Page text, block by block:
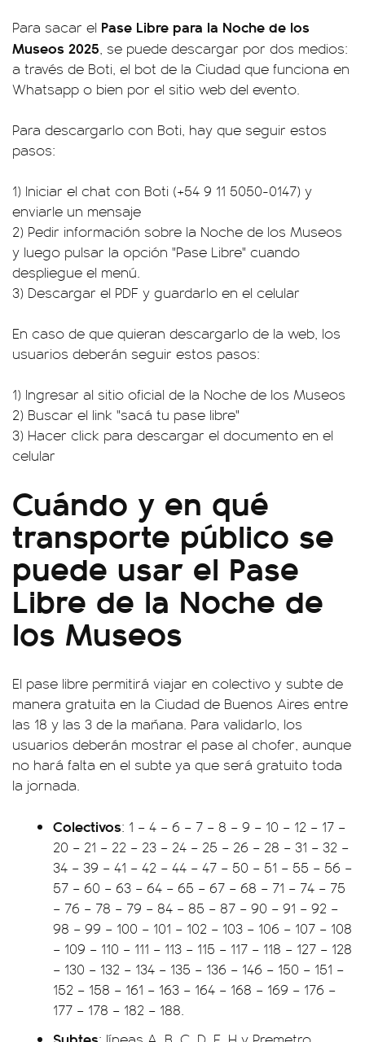
Para sacar el Pase Libre para la Noche de los
Museos 2025, se puede descargar por dos medios:
a través de Boti, el bot de la Ciudad que funciona en
Whatsapp o bien por el sitio web del evento.
Para descargarlo con Boti, hay que seguir estos
pasos:
1) Iniciar el chat con Boti (+54 9 11 5050-0147) y
enviarle un mensaje
2) Pedir información sobre la Noche de los Museos
y luego pulsar la opción "Pase Libre" cuando
despliegue el menú.
3) Descargar el PDF y guardarlo en el celular
En caso de que quieran descargarlo de la web, los
usuarios deberán seguir estos pasos:
1) Ingresar al sitio oficial de la Noche de los Museos
2) Buscar el link "sacá tu pase libre"
3) Hacer click para descargar el documento en el
celular
Cuándo y en qué
transporte público se
puede usar el Pase
Libre de la Noche de
los Museos
El pase libre permitirá viajar en colectivo y subte de
manera gratuita en la Ciudad de Buenos Aires entre
las 18 y las 3 de la mañana. Para validarlo, los
usuarios deberán mostrar el pase al chofer, aunque
no hará falta en el subte ya que será gratuito toda
la jornada.
Colectivos: 1 – 4 – 6 – 7 – 8 – 9 – 10 – 12 – 17 –
20 – 21 – 22 – 23 – 24 – 25 – 26 – 28 – 31 – 32 –
34 – 39 – 41 – 42 – 44 – 47 – 50 – 51 – 55 – 56 –
57 – 60 – 63 – 64 – 65 – 67 – 68 – 71 – 74 – 75
– 76 – 78 – 79 – 84 – 85 – 87 – 90 – 91 – 92 –
98 – 99 – 100 – 101 – 102 – 103 – 106 – 107 – 108
– 109 – 110 – 111 – 113 – 115 – 117 – 118 – 127 – 128
– 130 – 132 – 134 – 135 – 136 – 146 – 150 – 151 –
152 – 158 – 161 – 163 – 164 – 168 – 169 – 176 –
177 – 178 – 182 – 188.